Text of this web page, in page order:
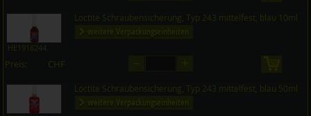
HE1918244
Loctite Schraubensicherung, Typ 243 mittelfest, blau 10ml
weitere Verpackungseinheiten
Preis: CHF
Loctite Schraubensicherung, Typ 243 mittelfest, blau 50ml
weitere Verpackungseinheiten